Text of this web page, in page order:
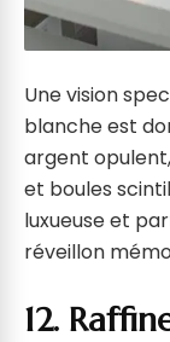
Une vision
blanche est
argent
et boules
luxueuse et
réveillon
12.